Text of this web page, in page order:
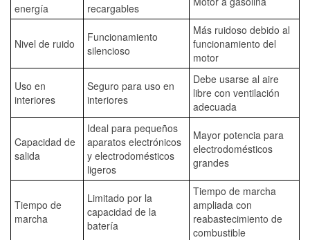
energía
recargables
Nivel de ruido
Funcionamiento
silencioso
Más ruidoso debido al
funcionamiento del
motor
Uso en
interiores
Seguro para uso en
interiores
Debe usarse al aire
libre con ventilación
adecuada
Capacidad de
salida
Ideal para pequeños
aparatos electrónicos
y electrodomésticos
ligeros
Mayor potencia para
electrodomésticos
grandes
Tiempo de
marcha
Limitado por la
capacidad de la
batería
Tiempo de marcha
ampliada con
reabastecimiento de
combustible